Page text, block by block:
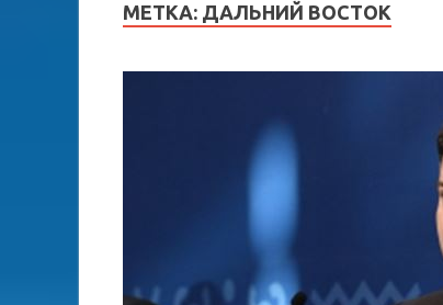
МЕТКА: ДАЛЬНИЙ ВОСТОК